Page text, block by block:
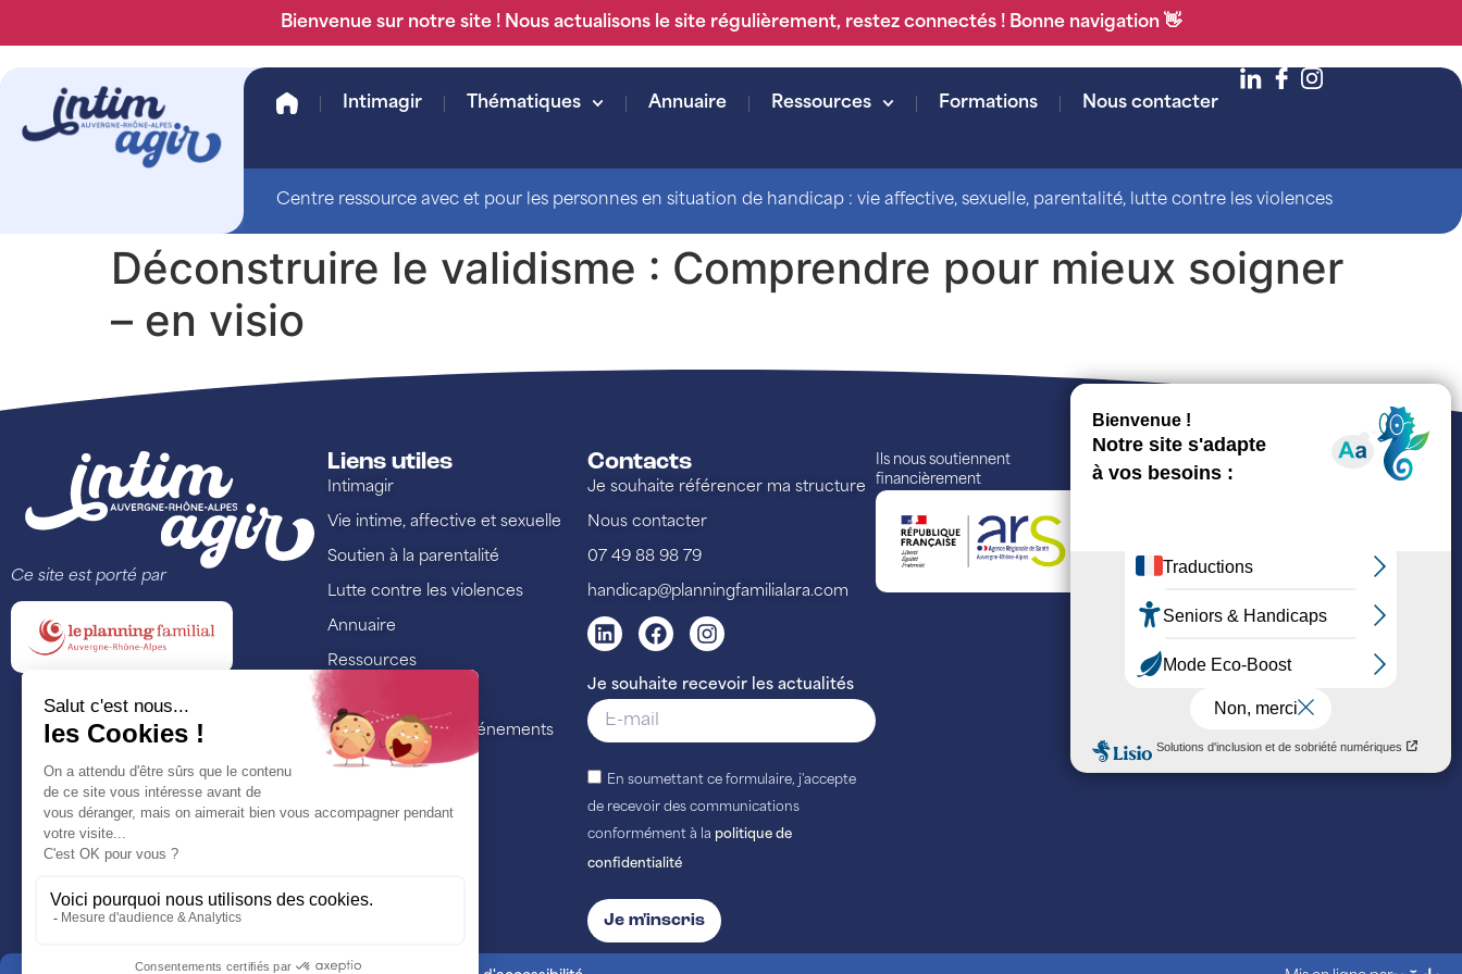
Bienvenue sur notre site ! Nous actualisons le site régulièrement, restez connectés ! Bonne navigation 👋
Intimagir Thématiques Annuaire Ressources Formations Nous contacter
Centre ressource avec et pour les personnes en situation de handicap : vie affective, sexuelle, parentalité, lutte contre les violences
Déconstruire le validisme : Comprendre pour mieux soigner
– en visio
Ce site est porté par
Liens utiles
Intimagir
Vie intime, affective et sexuelle
Soutien à la parentalité
Lutte contre les violences
Annuaire
Ressources
Nos actualités et événements
Contacts
Je souhaite référencer ma structure
Nous contacter
07 49 88 98 79
handicap@planningfamilialara.com
Je souhaite recevoir les actualités
En soumettant ce formulaire, j'accepte
de recevoir des communications
conformément à la politique de
confidentialité
Je m'inscris
Ils nous soutiennent
financièrement